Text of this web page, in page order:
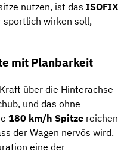
nutzen, ist das ISOFIX
sportlich wirken soll,
mit Planbarkeit
über die Hinterachse
und das ohne
180 km/h Spitze reichen
der Wagen nervös wird.
eine der